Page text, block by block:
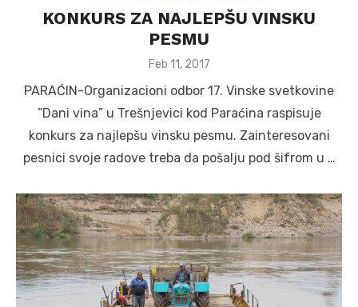
KONKURS ZA NAJLEPŠU VINSKU
PESMU
Posted
Feb 11, 2017
PARAĆIN-Organizacioni odbor 17. Vinske svetkovine
”Dani vina” u Trešnjevici kod Paraćina raspisuje
konkurs za najlepšu vinsku pesmu. Zainteresovani
pesnici svoje radove treba da pošalju pod šifrom u …